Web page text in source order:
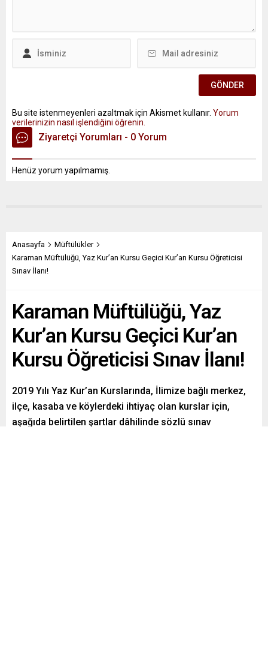
Bu site istenmeyenleri azaltmak için Akismet kullanır. Yorum
verilerinizin nasıl işlendiğini öğrenin.
Ziyaretçi Yorumları - 0 Yorum
Henüz yorum yapılmamış.
Anasayfa
Müftülükler
Karaman Müftülüğü, Yaz Kur’an Kursu Geçici Kur’an Kursu Öğreticisi
Sınav İlanı!
Karaman Müftülüğü, Yaz
Kur’an Kursu Geçici Kur’an
Kursu Öğreticisi Sınav İlanı!
2019 Yılı Yaz Kur’an Kurslarında, İlimize bağlı merkez,
ilçe, kasaba ve köylerdeki ihtiyaç olan kurslar için,
aşağıda belirtilen şartlar dâhilinde sözlü sınav